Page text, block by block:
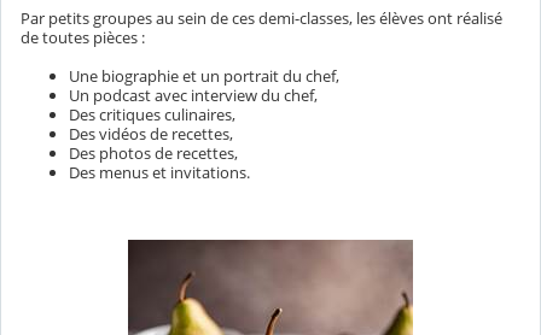
Par petits groupes au sein de ces demi-classes, les élèves ont réalisé
de toutes pièces :
Une biographie et un portrait du chef,
Un podcast avec interview du chef,
Des critiques culinaires,
Des vidéos de recettes,
Des photos de recettes,
Des menus et invitations.